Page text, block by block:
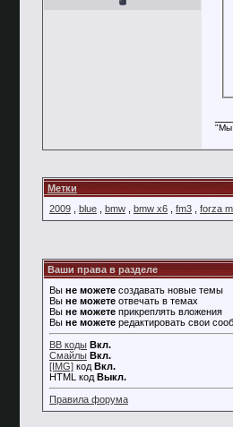
Метки
2009
blue bmw bmw x6 fm3 forza
Ваши права в разделе
Вы не можете создавать новые темы
Вы не можете отвечать в темах
Вы не можете прикреплять вложения
Вы не можете редактировать свои
BB коды Вкл.
Смайлы Вкл.
[IMG] код Вкл.
HTML код Выкл.
Правила форума